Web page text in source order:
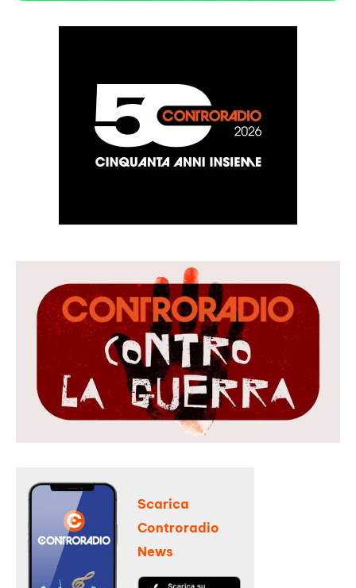
Scarica
Controradio
News